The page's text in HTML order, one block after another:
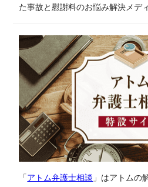
た事故と慰謝料のお悩み解決メデ
「 アトム弁護士相談 」はアトムの